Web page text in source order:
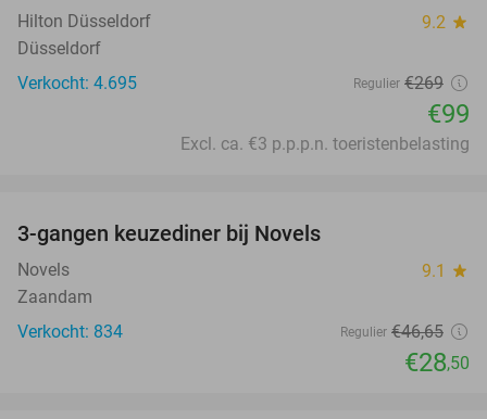
Hilton Düsseldorf 9.2 star
Düsseldorf
Verkocht: 4.695
Regulier €269
€99
Excl. ca. €3 p.p.p.n. toeristenbelasting
3-gangen keuzediner bij Novels
Novels 9.1 star
Zaandam
Verkocht: 834
Regulier €46,65
€28,50